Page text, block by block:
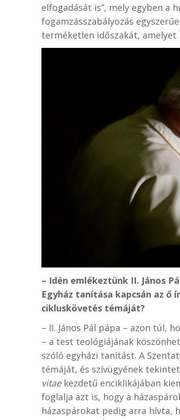
elfogadását is”, mely egyben a
fogamzásszabályozás
terméketlen időszakát, amelyet
– Idén emlékeztünk II. János
Egyház tanítása kapcsán az
cikluskövetés témáját?
– II. János Pál pápa – azon túl,
– a test teológiájának
szóló egyházi tanítást. A
témáját, és szívügyének
vitaekezdetű enciklikájában
foglalja azt is, hogy a
házaspárokat pedig arra hívta,